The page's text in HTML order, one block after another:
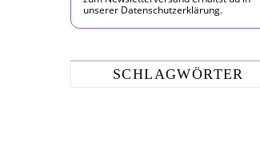
unserer Datenschutzerklärung.
SCHLAGWÖRTER